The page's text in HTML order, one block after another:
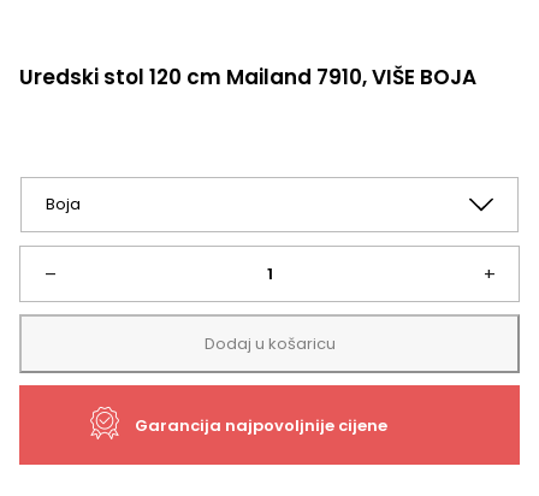
Uredski stol 120 cm Mailand 7910, VIŠE BOJA
–
Uredski
stol
120
+
Dodaj u košaricu
Garancija najpovoljnije cijene